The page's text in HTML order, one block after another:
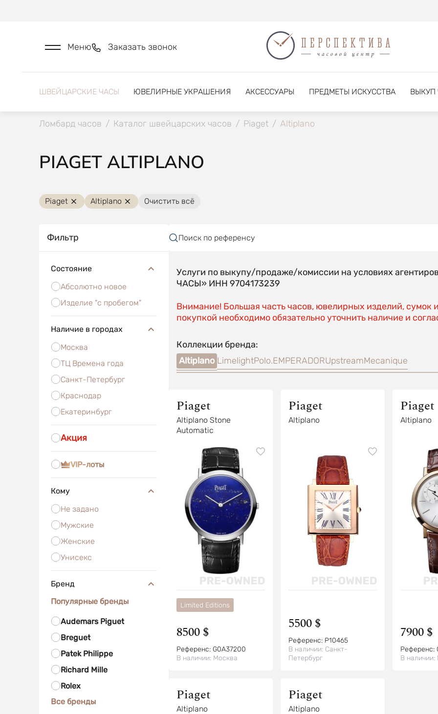
Меню Заказать звонок
ШВЕЙЦАРСКИЕ ЧАСЫ ЮВЕЛИРНЫЕ УКРАШЕНИЯ АКСЕССУАРЫ ПРЕДМЕТЫ ИСКУССТВА ВЫКУП
Ломбард часов / Каталог швейцарских часов / Piaget / Altiplano
PIAGET ALTIPLANO
Piaget Altiplano Очистить всё
Фильтр
Состояние
Абсолютно новое
Изделие "с пробегом"
Наличие в городах
Москва
ТЦ Времена года
Санкт-Петербург
Краснодар
Екатеринбург
Акция
VIP-лоты
Кому
Не задано
Мужские
Женские
Унисекс
Бренд
Популярные бренды
Audemars Piguet
Breguet
Patek Philippe
Richard Mille
Rolex
Все бренды
Поиск по референсу
Услуги по выкупу/продаже/комиссии на условиях
ЧАСЫ» ИНН 9704173239
Внимание! Большая часть часов, ювелирных изделий, сумок
покупкой необходимо обязательно уточнить наличие и
Коллекции бренда:
Altiplano LimelightPolo.EMPERADORUpstreamMecanique
Piaget
Altiplano Stone
Automatic
Limited Editions
8500 $
Референс: G0A37200
В наличии: Москва
Piaget
Altiplano
5500 $
Референс: P10465
В наличии: Санкт-
Петербург
Piaget
Altiplano
7900 $
Референс:
В наличии:
Piaget
Altiplano
Piaget
Altiplano